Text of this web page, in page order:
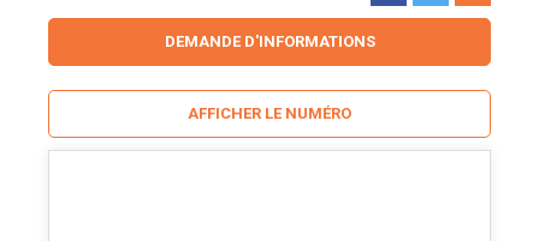
DEMANDE D'INFORMATIONS
AFFICHER LE NUMÉRO